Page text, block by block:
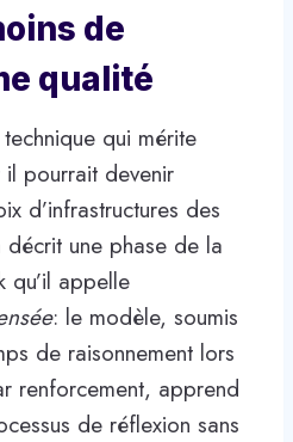
de
qualité
qui mérite
il pourrait devenir
d’infrastructures des
une phase de la
qu’il appelle
: le modèle, soumis
de raisonnement lors
renforcement, apprend
de réflexion sans